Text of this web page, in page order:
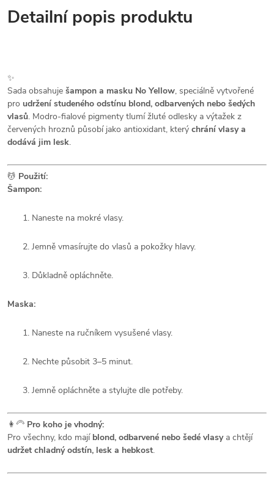
Detailní popis produktu
✨
Sada obsahuje šampon a masku No Yellow, speciálně vytvořené
pro udržení studeného odstínu blond, odbarvených nebo šedých
vlasů. Modro-fialové pigmenty tlumí žluté odlesky a výtažek z
červených hroznů působí jako antioxidant, který chrání vlasy a
dodává jim lesk.
💆 Použití:
Šampon:
Naneste na mokré vlasy.
Jemně vmasírujte do vlasů a pokožky hlavy.
Důkladně opláchněte.
Maska:
Naneste na ručníkem vysušené vlasy.
Nechte působit 3–5 minut.
Jemně opláchněte a stylujte dle potřeby.
👩‍🦳 Pro koho je vhodný:
Pro všechny, kdo mají blond, odbarvené nebo šedé vlasya chtějí
udržet chladný odstín, lesk a hebkost.